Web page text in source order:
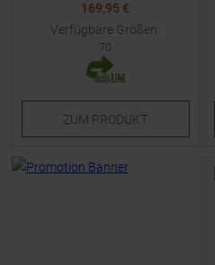
169,95 €
Verfügbare Größen:
70
ZUM PRODUKT